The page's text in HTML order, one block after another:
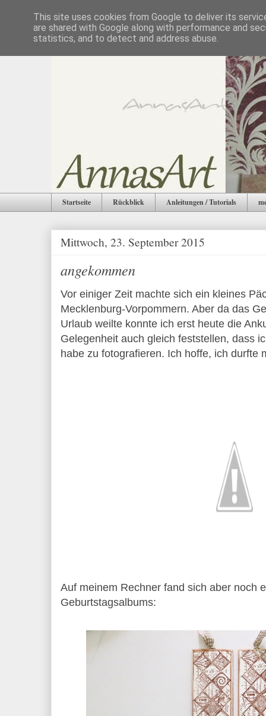
Startseite Rückblick Anleitungen / Tutorials
Mittwoch, 23. September 2015
angekommen
Vor einiger Zeit machte sich ein kleines
Mecklenburg-Vorpommern. Aber da das
Urlaub weilte konnte ich erst heute die
Gelegenheit auch gleich feststellen, dass
habe zu fotografieren. Ich hoffe, ich durfte
Auf meinem Rechner fand sich aber noch
Geburtstagsalbums:
This site uses cookies from Google to deliver its
are shared with Google along with performance and
statistics, and to detect and address abuse.